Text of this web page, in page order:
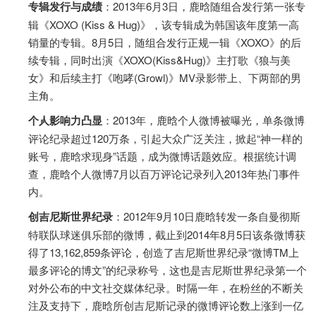
专辑发行与成绩：2013年6月3日，鹿晗随组合发行第一张专
辑《XOXO (Kiss & Hug)》，该专辑成为韩国该年度第一高
销量的专辑。8月5日，随组合发行正规一辑《XOXO》的后
续专辑，同时出演《XOXO(Kiss&Hug)》主打歌《狼与美
女》和后续主打《咆哮(Growl)》MV录影带上、下两部的男
主角。
个人影响力凸显 ：2013年，鹿晗个人微博被曝光，单条微博
评论纪录超过120万条，引起大众广泛关注，掀起“神一样的
账号，鹿晗求现身”话题，成为微博话题效应。根据统计调
查，鹿晗个人微博7月以百万评论记录列入2013年热门事件
内。
创吉尼斯世界纪录 ：2012年9月10日鹿晗转发一条自曼彻斯
特联队球迷俱乐部的微博，截止到2014年8月5日该条微博获
得了13,162,859条评论，创造了吉尼斯世界纪录“微博TM上
最多评论的博文”的纪录称号，这也是吉尼斯世界纪录第一个
对外公布的中文社交媒体纪录。时隔一年，在粉丝的不断关
注及支持下，鹿晗所创吉尼斯记录的微博评论数上涨到一亿